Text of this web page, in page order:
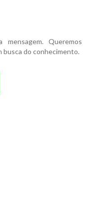
Queremos
busca do conhecimento.